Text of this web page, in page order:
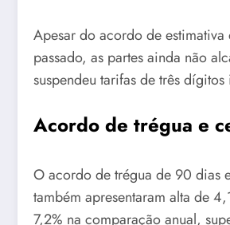
Apesar do acordo de
passado, as partes ainda não
suspendeu tarifas de três
Acordo de trégua e
O acordo de trégua de 90 dias
também apresentaram alta de
7,2% na comparação anual,